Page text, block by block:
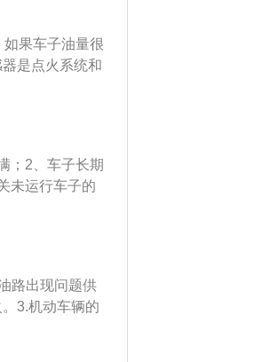
。4、挡位不
良的用车习惯
的作用就是定
车，排除了电
的线连接不凉
车发动机积碳
质量好一点的
果车子油量很
是点火系统和
也就监测不到
可能就是出在
电源线可能烧
；2、车子长期
未运行车子的
高的娱乐系
电都造成该故
慢慢衰老，运
路出现问题供
3.机动车辆的
况，首先需要